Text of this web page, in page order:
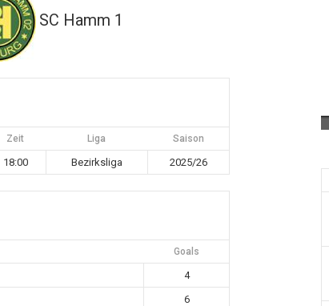
SC Hamm 1
Zeit Liga Saison
18:00 Bezirksliga 2025/26
Goals
4
6